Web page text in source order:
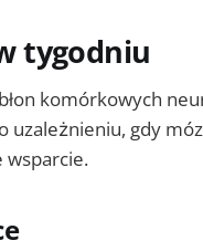
tygodniu
komórkowych
gdy
wsparcie.